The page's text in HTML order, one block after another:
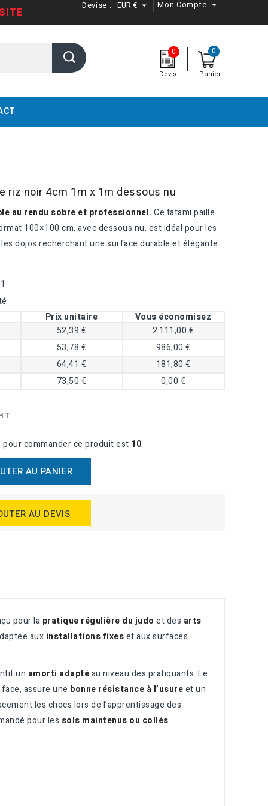
Devise : EUR €  Mon Compte 
0
Panier
0
Devis
riz noir 4cm 1m x 1m dessous nu
au rendu sobre et professionnel. Ce tatami paille
100×100 cm, avec dessous nu, est idéal pour les
dojos recherchant une surface durable et élégante.
Prix unitaire
Vous économisez
52,39 €
2 111,00 €
53,78 €
986,00 €
64,41 €
181,80 €
73,50 € 0,00 €
pour commander ce produit est 10.
AU PANIER
AU DEVIS
pour la pratique régulière du judo et des arts
aux installations fixeset aux surfaces
un amorti adaptéau niveau des pratiquants. Le
assure une bonne résistance à l’usureet un
les chocs lors de l’apprentissage des
pour les sols maintenus ou collés.